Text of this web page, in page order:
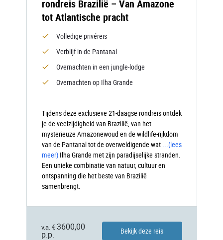
rondreis Brazilië – Van Amazone
tot Atlantische pracht
Volledige privéreis
Verblijf in de Pantanal
Overnachten in een jungle-lodge
Overnachten op Ilha Grande
Tijdens deze exclusieve 21-daagse rondreis ontdek
je de veelzijdigheid van Brazilië, van het
mysterieuze Amazonewoud en de wildlife-rijkdom
van de Pantanal tot de overweldigende wat ...(lees
meer) Ilha Grande met zijn paradijselijke stranden.
Een unieke combinatie van natuur, cultuur en
ontspanning die het beste van Brazilië
samenbrengt.
v.a. € 3600,00
p.p.
Bekijk deze reis